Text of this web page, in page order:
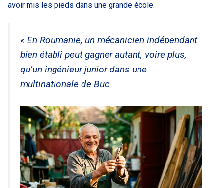
avoir mis les pieds dans une grande école.
« En Roumanie, un mécanicien indépendant
bien établi peut gagner autant, voire plus,
qu’un ingénieur junior dans une
multinationale de Buc